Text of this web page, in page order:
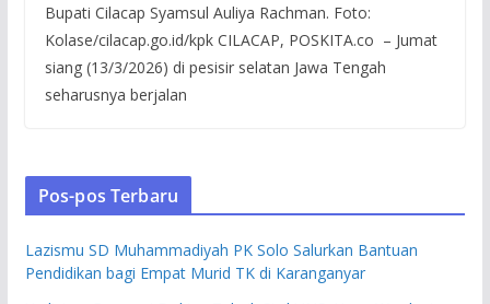
Bupati Cilacap Syamsul Auliya Rachman. Foto:
Kolase/cilacap.go.id/kpk CILACAP, POSKITA.co – Jumat
siang (13/3/2026) di pesisir selatan Jawa Tengah
seharusnya berjalan
Pos-pos Terbaru
Lazismu SD Muhammadiyah PK Solo Salurkan Bantuan
Pendidikan bagi Empat Murid TK di Karanganyar